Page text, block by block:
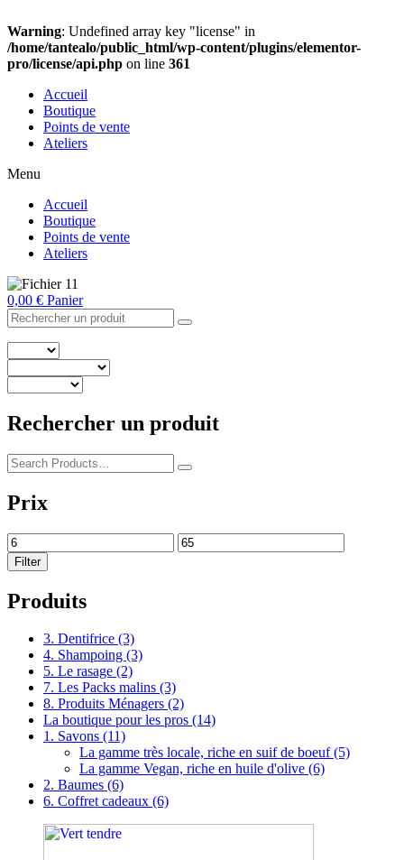
Warning: Undefined array key "license" in
/home/tantealo/public_html/wp-content/plugins/elementor-
pro/license/api.php on line 361
Accueil
Boutique
Points de vente
Ateliers
Menu
Accueil
Boutique
Points de vente
Ateliers
0,00 € Panier
Rechercher un produit
Prix
Filter
Produits
3. Dentifrice (3)
4. Shampoing (3)
5. Le rasage (2)
7. Les Packs malins (3)
8. Produits Ménagers (2)
La boutique pour les pros (14)
1. Savons (11)
La gamme très locale, riche en suif de boeuf(5)
La gamme Vegan, riche en huile d'olive (6)
2. Baumes (6)
6. Coffret cadeaux (6)